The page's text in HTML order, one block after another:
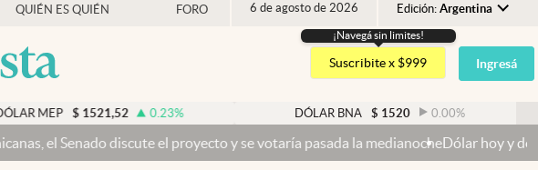
QUIÉN ES QUIÉN FORO 6 de agosto de 2026 Edición: Argentina
Argentina
España
USA
¡Navegá sin limites!
Suscribite x $999 Ingresá
$ 1521,52 0.23% DÓLAR BNA $ 1520 0.00%
discute el proyecto y se votaría pasada la medianocheDólar hoy y dólar blue hoy: